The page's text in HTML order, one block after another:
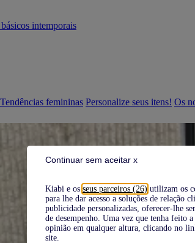
Kiabi e os seus parceiros (26) utilizam os
para lhe dar acesso a soluções de relação
publicidade personalizadas, oferecer-lhe
de desempenho. Uma vez que tenha feito
opinião em qualquer altura, clicando no
site.
Continuar sem aceitar x
intemporais
Tendências femininas Personalize seus itens! Os